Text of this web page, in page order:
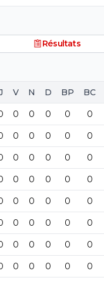
turcs avec les
base de l'attaque de
Résultats
V N D BP BC
0 0 0 0 0
0 0 0 0 0
0 0 0 0 0
0 0 0 0 0
0 0 0 0 0
0 0 0 0 0
0 0 0 0 0
0 0 0 0 0